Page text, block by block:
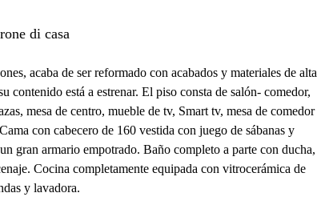
di casa
acaba de ser reformado con acabados y materiales de alta
contenido está a estrenar. El piso consta de salón- comedor,
mesa de centro, mueble de tv, Smart tv, mesa de comedor
con cabecero de 160 vestida con juego de sábanas y
gran armario empotrado. Baño completo a parte con ducha,
Cocina completamente equipada con vitrocerámica de
y lavadora.